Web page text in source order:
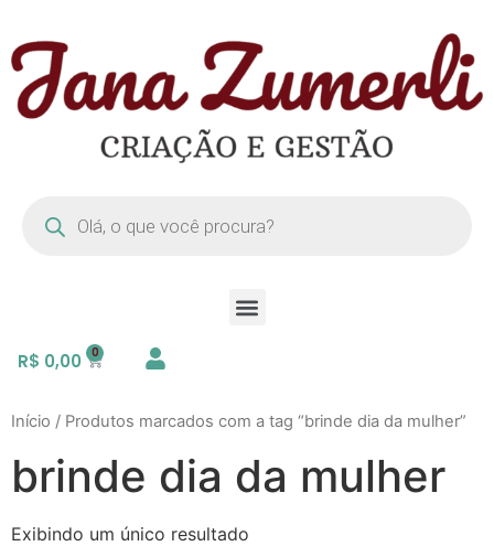
R$ 0,00
Início / Produtos marcados com a tag “brinde dia da mulher”
brinde dia da mulher
Exibindo um único resultado